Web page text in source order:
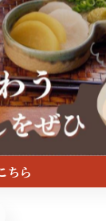
お知らせ
お客様への朗
を出店いたし
ちら
ちら